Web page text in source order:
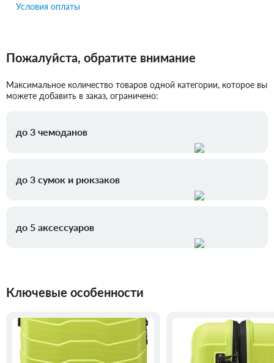
Условия оплаты
Пожалуйста, обратите внимание
Максимальное количество товаров одной категории, которое вы
можете добавить в заказ, ограничено:
до 3 чемоданов
до 3 сумок и рюкзаков
до 5 аксессуаров
Ключевые особенности